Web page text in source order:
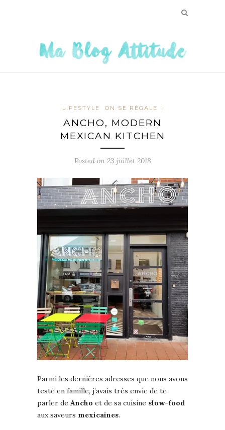
LIFESTYLE ON SE RÉGALE !
ANCHO, MODERN
MEXICAN KITCHEN
Posted on 23 juillet 2018
Parmi les dernières adresses que nous avons
testé en famille, j’avais très envie de te
parler de Ancho et de sa cuisine slow-food
aux saveurs mexicaines.